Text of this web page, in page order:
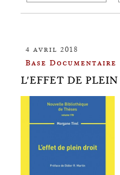
4 avril 2018
Base
L'EFFET DE